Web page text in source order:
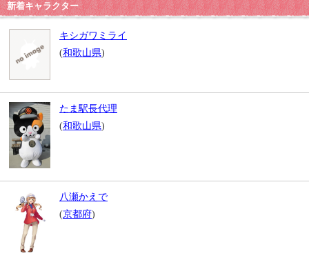
新着キャラクター
キシガワミライ
(和歌山県)
たま駅長代理
(和歌山県)
八瀬かえで
(京都府)